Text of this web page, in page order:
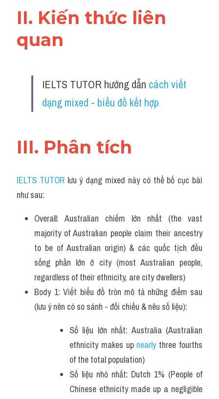
IELTS Advice
Đề thi thật Task 2
Speaking
Writing
Business
II. Kiến thức liên
quan
IELTS TUTOR hướng dẫn cách viết
dạng mixed - biểu đồ kết hợp
III. Phân tích
IELTS TUTOR lưu ý dạng mixed này có thể bố cục bài
như sau:
Overall: Australian chiếm lớn nhất (the vast
majority of Australian people claim their ancestry
to be of Australian origin) & các quốc tịch đều
sống phần lớn ở city (most Australian people,
regardless of their ethnicity, are city dwellers)
Body 1: Viết biểu đồ tròn mô tả những điểm sau
(lưu ý nên có so sánh - đối chiếu & nêu số liệu):
Số liệu lớn nhất: Australia (Australian
ethnicity makes up nearly three fourths
of the total population)
Số liệu nhỏ nhất: Dutch 1% (People of
Chinese ethnicity made up a negligible